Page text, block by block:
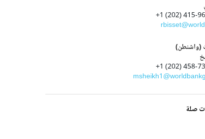
(واشنطن)
صلة